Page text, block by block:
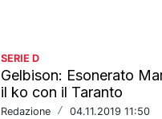
SERIE D
Gelbison: Esonerato
il ko con il Taranto
Redazione / 04.11.2019 11:50